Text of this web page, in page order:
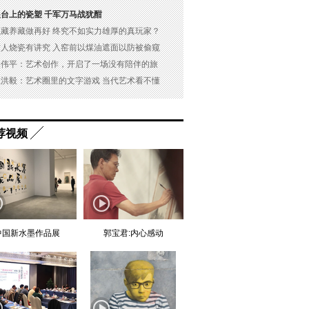
上的瓷塑 千军万马战犹酣
养藏做再好 终究不如实力雄厚的真玩家？
烧瓷有讲究 入窑前以煤油遮面以防被偷窥
平：艺术创作，开启了一场没有陪伴的旅
毅：艺术圈里的文字游戏 当代艺术看不懂
视频
国新水墨作品展 郭宝君:内心感动